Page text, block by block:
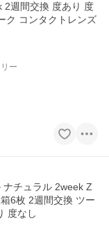
2週間交換 度あり 度
ク コンタクトレンズ
ー
チュラル 2week Z
6枚 2週間交換 ツー
度なし